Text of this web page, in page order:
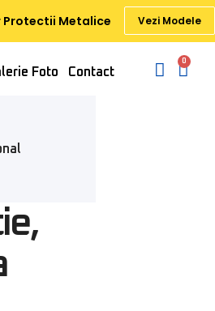
Metalice Vezi Modele
Foto Contact
0